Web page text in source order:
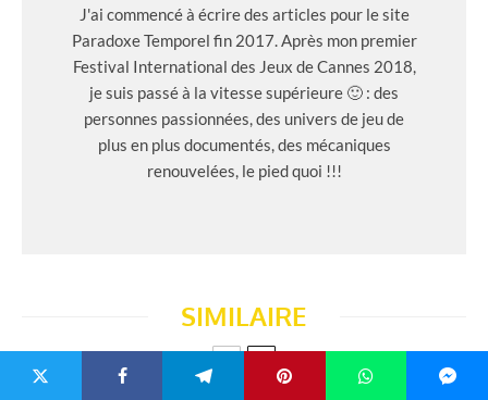
J'ai commencé à écrire des articles pour le site
Paradoxe Temporel fin 2017. Après mon premier
Festival International des Jeux de Cannes 2018,
je suis passé à la vitesse supérieure 🙂 : des
personnes passionnées, des univers de jeu de
plus en plus documentés, des mécaniques
renouvelées, le pied quoi !!!
SIMILAIRE